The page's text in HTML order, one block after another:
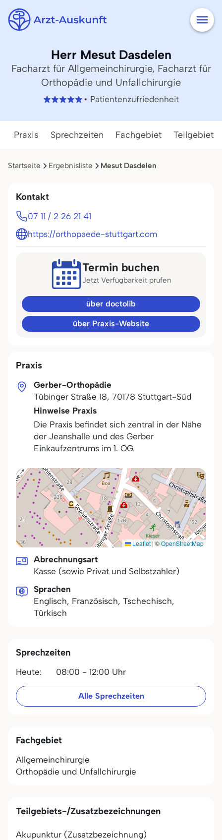
Herr Mesut Dasdelen
Facharzt für Allgemeinchirurgie, Facharzt für
Orthopädie und Unfallchirurgie
• Patientenzufriedenheit
Praxis Sprechzeiten Fachgebiet Teilgebiete
Startseite Ergebnisliste Mesut Dasdelen
Praxis
Gerber-Orthopädie
Tübinger Straße 18, 70178 Stuttgart-Süd
Hinweise Praxis
Die Praxis befindet sich zentral in der Nähe
der Jeanshalle und des Gerber
Einkaufzentrums im 1. OG.
Leaflet|©OpenStreetMap
Abrechnungsart
Kasse (sowie Privat und Selbstzahler)
Sprachen
Englisch, Französisch, Tschechisch,
Türkisch
Sprechzeiten
Heute: 08:00 - 12:00 Uhr
Alle Sprechzeiten
Fachgebiet
Allgemeinchirurgie
Orthopädie und Unfallchirurgie
Teilgebiets-/Zusatzbezeichnungen
Akupunktur (Zusatzbezeichnung)
Kontakt
07 11 / 2 26 21 41
https://orthopaede-stuttgart.com
Termin buchen
Jetzt Verfügbarkeit prüfen
über doctolib
über Praxis-Website